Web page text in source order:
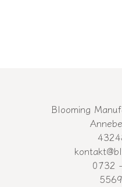
Blooming
0732